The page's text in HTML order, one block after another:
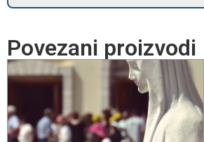
Povezani proizvodi